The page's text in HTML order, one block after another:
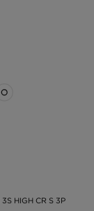
HIGH CR S 3P